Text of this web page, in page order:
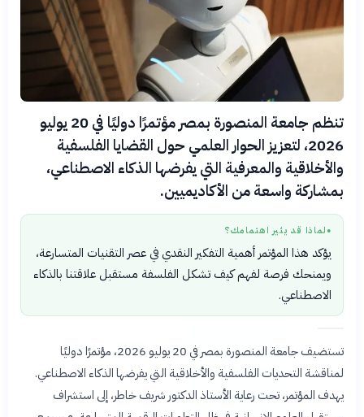
تنظم جامعة المنصورة بمصر مؤتمرًا دوليًا في 20 يوليو
2026، لتعزيز الحوار العلمي حول القضايا الفلسفية
والأخلاقية والمعرفية التي يفرضها الذكاء الاصطناعي،
بمشاركة واسعة من الأكاديميين.
● لماذا قد يثير اهتمامك؟
يؤكد هذا المؤتمر أهمية التفكير النقدي في عصر التقنيات المتسارعة،
ويمنحك فرصة لفهم كيف تشكل الفلسفة مستقبل علاقتنا بالذكاء
الاصطناعي.
تستضيف جامعة المنصورة بمصر في 20 يوليو 2026، مؤتمرًا دوليًا
لمناقشة التحديات الفلسفية والأخلاقية التي يفرضها الذكاء الاصطناعي.
يهدف المؤتمر، تحت رعاية الأستاذ الدكتور شريف خاطر، إلى استشراف